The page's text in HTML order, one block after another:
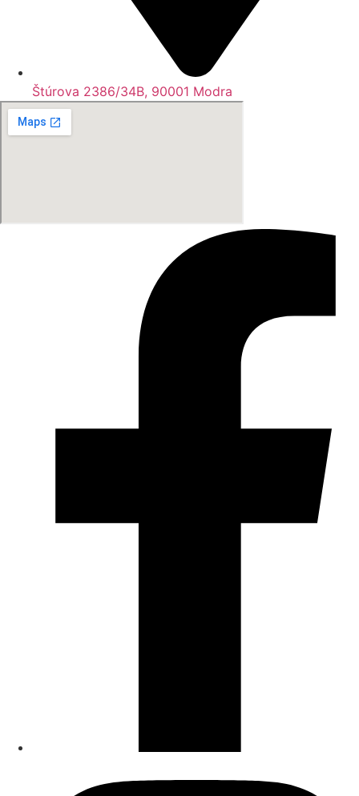
Štúrova 2386/34B, 90001 Modra